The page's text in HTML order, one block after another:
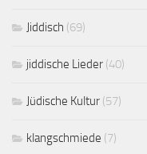
Jiddisch (69)
jiddische Lieder (40)
Jüdische Kultur (57)
klangschmiede (7)